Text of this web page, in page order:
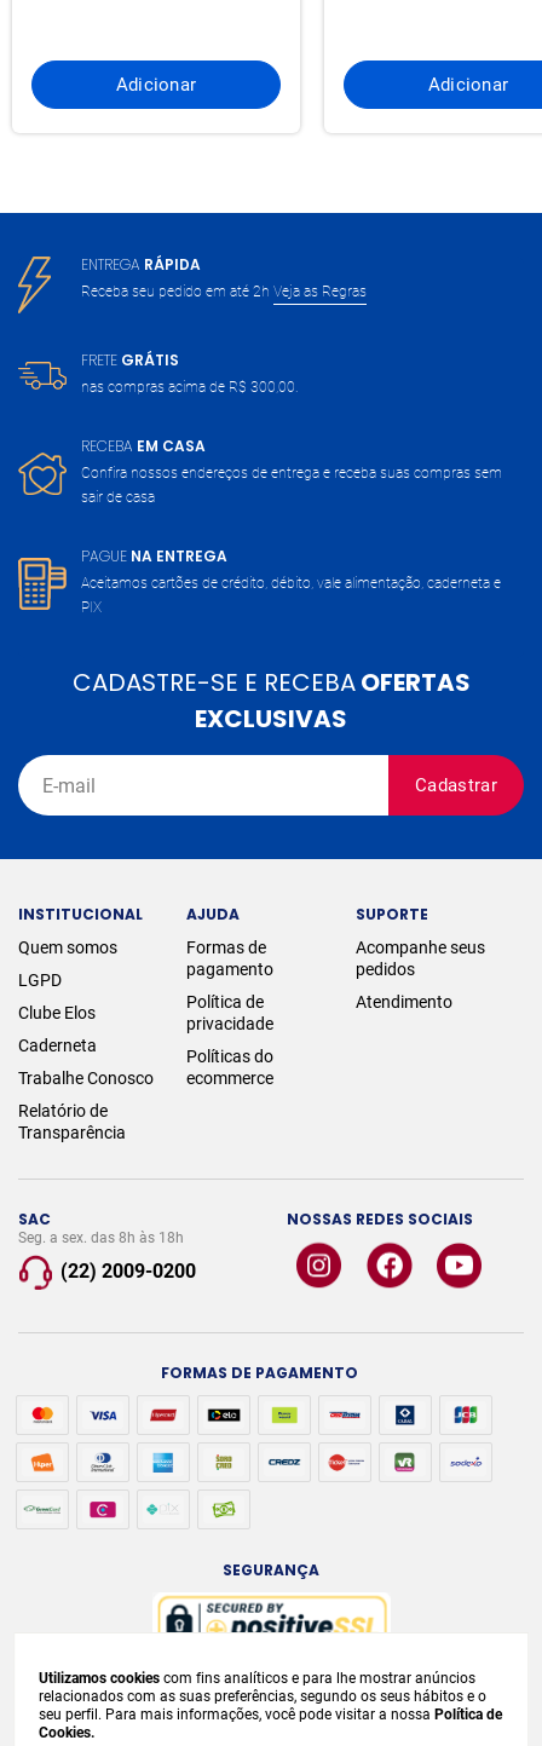
Adicionar Adicionar
ENTREGA RÁPIDA
Receba seu pedido em até 2h Veja as Regras
FRETE GRÁTIS
nas compras acima de R$ 300,00.
RECEBA EM CASA
Confira nossos endereços de entrega e receba suas compras sem
sair de casa
PAGUE NA ENTREGA
Aceitamos cartões de crédito, débito, vale alimentação, caderneta e
PIX
CADASTRE-SE E RECEBAOFERTAS
EXCLUSIVAS
Cadastrar
SAC
Seg. a sex. das 8h às 18h
(22) 2009-0200
NOSSAS REDES SOCIAIS
INSTITUCIONAL
Quem somos
LGPD
Clube Elos
Caderneta
Trabalhe Conosco
Relatório de
Transparência
AJUDA
Formas de
pagamento
Política de
privacidade
Políticas do
ecommerce
SUPORTE
Acompanhe seus
pedidos
Atendimento
FORMAS DE PAGAMENTO
SEGURANÇA
A venda e o consumo de bebidas alcoólicas são proibidos para menores de
18 anos. Bebida Alcoólica pode causar dependência química e, em excesso,
provoca
Utilizamos cookies com fins analíticos e para lhe mostrar anúncios
relacionados com as suas preferências, segundo os seus hábitos e o
seu perfil. Para mais informações, você pode visitar a nossa Política de
Cookies.